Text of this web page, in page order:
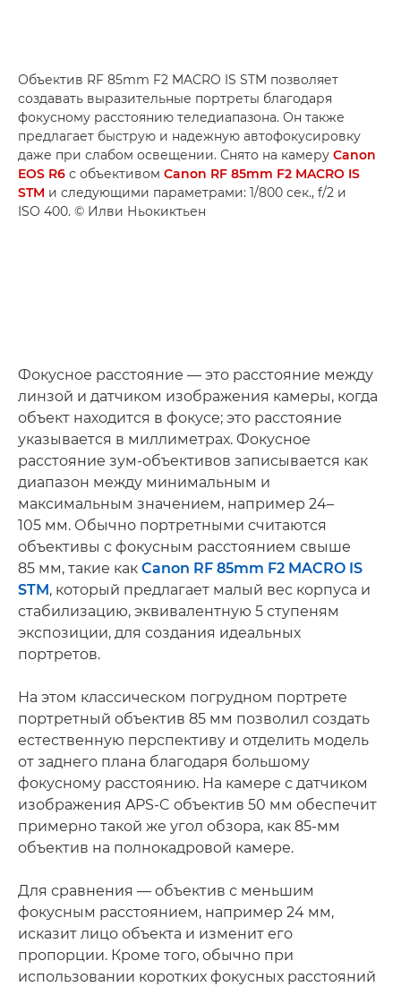
Объектив RF 85mm F2 MACRO IS STM позволяет
создавать выразительные портреты благодаря
фокусному расстоянию теледиапазона. Он также
предлагает быструю и надежную автофокусировку
даже при слабом освещении. Снято на камеру Canon
EOS R6 с объективом Canon RF 85mm F2 MACRO IS
STM и следующими параметрами: 1/800 сек., f/2 и
ISO 400. © Илви Ньокиктьен
Фокусное расстояние — это расстояние между
линзой и датчиком изображения камеры, когда
объект находится в фокусе; это расстояние
указывается в миллиметрах. Фокусное
расстояние зум-объективов записывается как
диапазон между минимальным и
максимальным значением, например 24–
105 мм. Обычно портретными считаются
объективы с фокусным расстоянием свыше
85 мм, такие как Canon RF 85mm F2 MACRO IS
STM , который предлагает малый вес корпуса и
стабилизацию, эквивалентную 5 ступеням
экспозиции, для создания идеальных
портретов.
На этом классическом погрудном портрете
портретный объектив 85 мм позволил создать
естественную перспективу и отделить модель
от заднего плана благодаря большому
фокусному расстоянию. На камере с датчиком
изображения APS-C объектив 50 мм обеспечит
примерно такой же угол обзора, как 85-мм
объектив на полнокадровой камере.
Для сравнения — объектив с меньшим
фокусным расстоянием, например 24 мм,
исказит лицо объекта и изменит его
пропорции. Кроме того, обычно при
использовании коротких фокусных расстояний